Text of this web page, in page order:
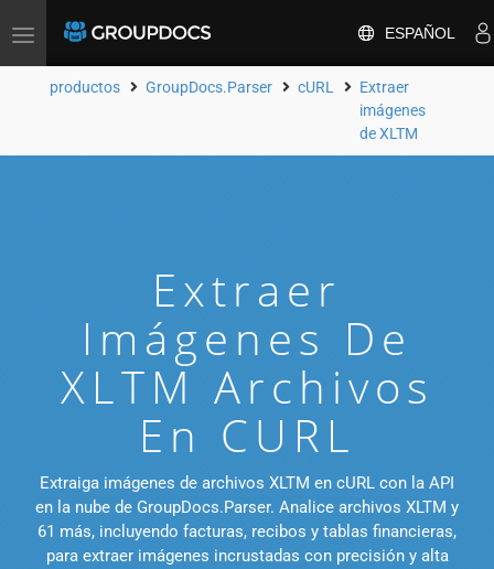
Toggle
ESPAÑOL
productos GroupDocs.Parser cURL
Extraer
imágenes
de XLTM
Extraer
Imágenes De
XLTM Archivos
En CURL
Extraiga imágenes de archivos XLTM en cURL con la API
en la nube de GroupDocs.Parser. Analice archivos XLTM y
61 más, incluyendo facturas, recibos y tablas financieras,
para extraer imágenes incrustadas con precisión y alta